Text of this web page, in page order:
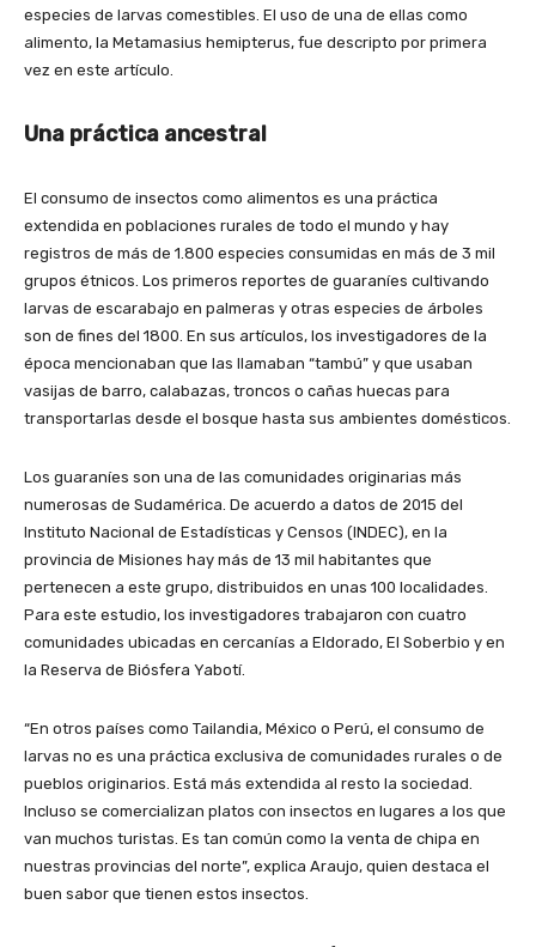
especies de larvas comestibles. El uso de una de ellas como
alimento, la Metamasius hemipterus, fue descripto por primera
vez en este artículo.
Una práctica ancestral
El consumo de insectos como alimentos es una práctica
extendida en poblaciones rurales de todo el mundo y hay
registros de más de 1.800 especies consumidas en más de 3 mil
grupos étnicos. Los primeros reportes de guaraníes cultivando
larvas de escarabajo en palmeras y otras especies de árboles
son de fines del 1800. En sus artículos, los investigadores de la
época mencionaban que las llamaban “tambú” y que usaban
vasijas de barro, calabazas, troncos o cañas huecas para
transportarlas desde el bosque hasta sus ambientes domésticos.
Los guaraníes son una de las comunidades originarias más
numerosas de Sudamérica. De acuerdo a datos de 2015 del
Instituto Nacional de Estadísticas y Censos (INDEC), en la
provincia de Misiones hay más de 13 mil habitantes que
pertenecen a este grupo, distribuidos en unas 100 localidades.
Para este estudio, los investigadores trabajaron con cuatro
comunidades ubicadas en cercanías a Eldorado, El Soberbio y en
la Reserva de Biósfera Yabotí.
“En otros países como Tailandia, México o Perú, el consumo de
larvas no es una práctica exclusiva de comunidades rurales o de
pueblos originarios. Está más extendida al resto la sociedad.
Incluso se comercializan platos con insectos en lugares a los que
van muchos turistas. Es tan común como la venta de chipa en
nuestras provincias del norte”, explica Araujo, quien destaca el
buen sabor que tienen estos insectos.